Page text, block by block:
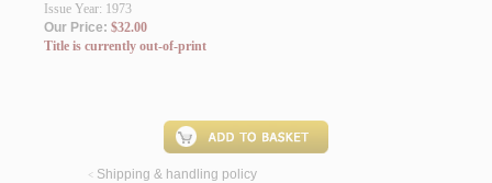
Issue Year: 1973
Our Price: $32.00
Title is currently out-of-print
< Shipping & handling policy